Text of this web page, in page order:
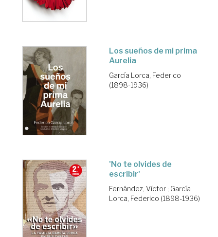
Los sueños de mi prima
Aurelia
García Lorca, Federico
(1898-1936)
'No te olvides de
escribir'
Fernández, Víctor ; García
Lorca, Federico (1898-1936)